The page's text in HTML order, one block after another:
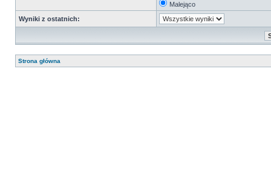
Malejąco
Wyniki z ostatnich:
Strona główna